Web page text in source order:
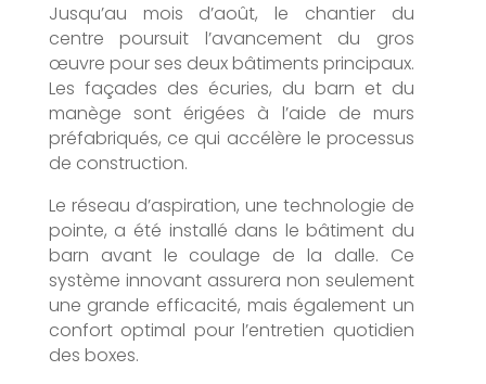
Jusqu’au mois d’août, le chantier du
centre poursuit l’avancement du gros
œuvre pour ses deux bâtiments principaux.
Les façades des écuries, du barn et du
manège sont érigées à l’aide de murs
préfabriqués, ce qui accélère le processus
de construction.
Le réseau d’aspiration, une technologie de
pointe, a été installé dans le bâtiment du
barn avant le coulage de la dalle. Ce
système innovant assurera non seulement
une grande efficacité, mais également un
confort optimal pour l’entretien quotidien
des boxes.